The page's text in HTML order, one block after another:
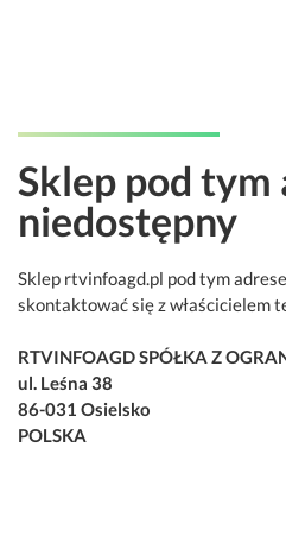
Sklep pod tym
niedostępny
Sklep rtvinfoagd.pl pod tym
skontaktować się z właścicielem
RTVINFOAGD SPÓŁKA Z
ul. Leśna 38
86-031 Osielsko
POLSKA